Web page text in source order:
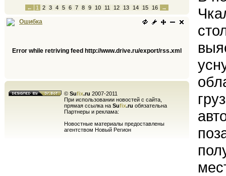
← 1 2 3 4 5 6 7 8 9 10 11 12 13 14 15 16 →
Ошибка
Error while retriving feed http://www.drive.ru/export/rss.xml
© Sufix.ru 2007-2011
При использовании новостей с сайта,
прямая ссылка на Sufix.ru обязательна
Партнеры и реклама:
Новостные материалы предоставлены
агентством Новый Регион